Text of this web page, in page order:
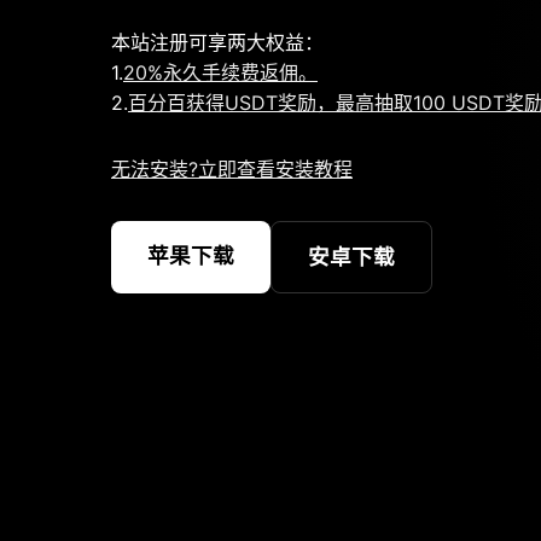
本站注册可享两大权益：
1.20%永久手续费返佣。
2.百分百获得USDT奖励，最高抽取100 USDT奖
无法安装?立即查看安装教程
苹果下载 安卓下载